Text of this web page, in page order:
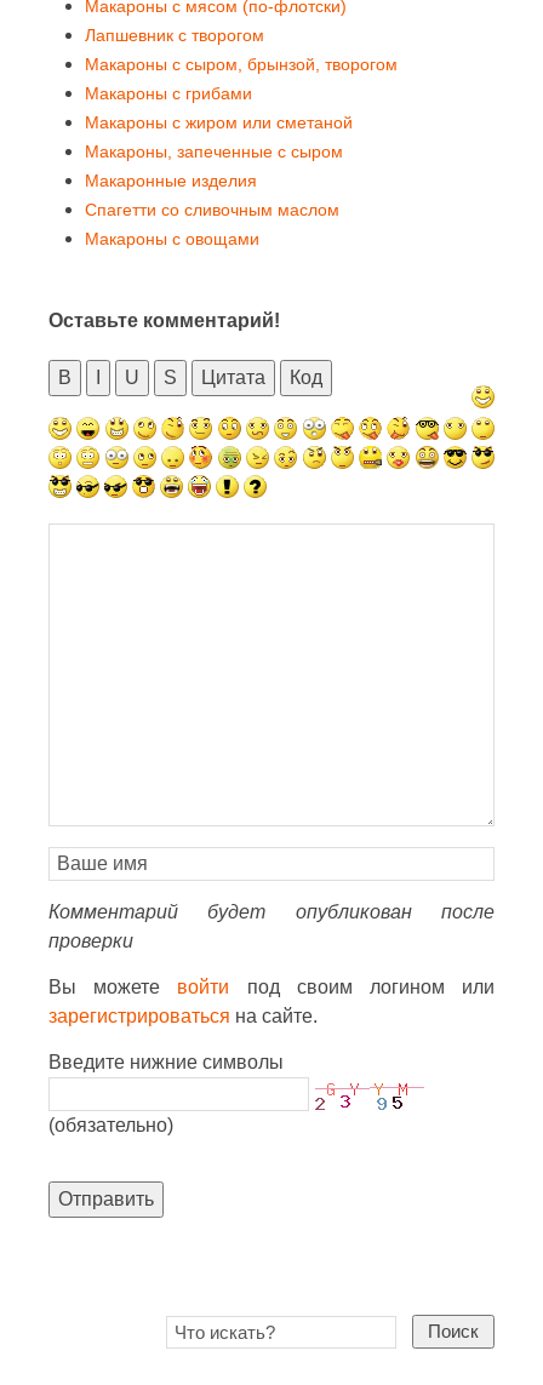
Макароны с мясом (по-флотски)
Лапшевник с творогом
Макароны с сыром, брынзой, творогом
Макароны с грибами
Макароны с жиром или сметаной
Макароны, запеченные с сыром
Макаронные изделия
Спагетти со сливочным маслом
Макароны с овощами
Оставьте комментарий!
B U S Цитата Код
Комментарий будет опубликован после
проверки
Вы можете войти под своим логином или
зарегистрироваться на сайте.
Введите нижние символы
(обязательно)
Отправить
Поиск